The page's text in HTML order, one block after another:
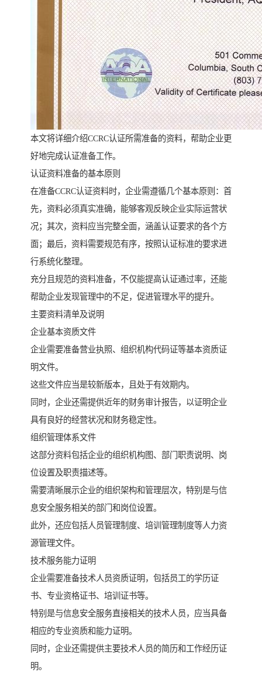
本文将详细介绍CCRC认证所需准备的资料，帮助企业更
好地完成认证准备工作。
认证资料准备的基本原则
在准备CCRC认证资料时，企业需遵循几个基本原则：首
先，资料必须真实准确，能够客观反映企业实际运营状
况；其次，资料应当完整全面，涵盖认证要求的各个方
面；最后，资料需要规范有序，按照认证标准的要求进
行系统化整理。
充分且规范的资料准备，不仅能提高认证通过率，还能
帮助企业发现管理中的不足，促进管理水平的提升。
主要资料清单及说明
企业基本资质文件
企业需要准备营业执照、组织机构代码证等基本资质证
明文件。
这些文件应当是较新版本，且处于有效期内。
同时，企业还需提供近年的财务审计报告，以证明企业
具有良好的经营状况和财务稳定性。
组织管理体系文件
这部分资料包括企业的组织机构图、部门职责说明、岗
位设置及职责描述等。
需要清晰展示企业的组织架构和管理层次，特别是与信
息安全服务相关的部门和岗位设置。
此外，还应包括人员管理制度、培训管理制度等人力资
源管理文件。
技术服务能力证明
企业需要准备技术人员资质证明，包括员工的学历证
书、专业资格证书、培训证书等。
特别是与信息安全服务直接相关的技术人员，应当具备
相应的专业资质和能力证明。
同时，企业还需提供主要技术人员的简历和工作经历证
明。